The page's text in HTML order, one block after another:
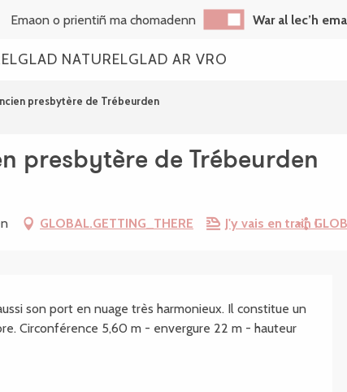
Emaon o prientiñ ma chomadenn War al lec’h
GLAD NATURELGLAD AR VRO
presbytère de Trébeurden
presbytère de Trébeurden
GLOBAL.GETTING_THERE J'y vais en train !
son port en nuage très harmonieux. Il constitue un
Circonférence 5,60 m - envergure 22 m - hauteur